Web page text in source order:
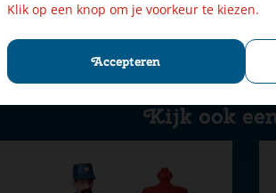
Klik op een knop om je voorkeur te kiezen.
Accepteren
Kijk ook